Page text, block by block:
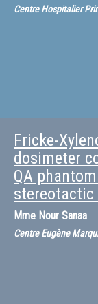
Centre Hospitalier
Fricke-
dosimeter
QA
stereotactic
Mme Nour Sanaa
Centre Eugène